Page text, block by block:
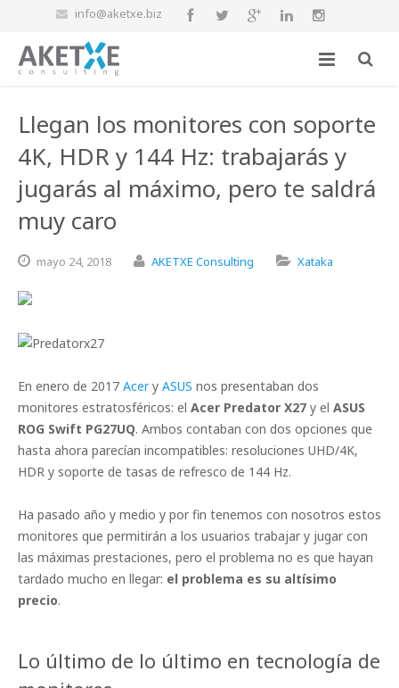
info@aketxe.biz
Llegan los monitores con soporte
4K, HDR y 144 Hz: trabajarás y
jugarás al máximo, pero te saldrá
muy caro
mayo 24, 2018 AKETXE Consulting Xataka
En enero de 2017 Acery ASUS nos presentaban dos
monitores estratosféricos: el Acer Predator X27 y el ASUS
ROG Swift PG27UQ. Ambos contaban con dos opciones que
hasta ahora parecían incompatibles: resoluciones UHD/4K,
HDR y soporte de tasas de refresco de 144 Hz.
Ha pasado año y medio y por fin tenemos con nosotros estos
monitores que permitirán a los usuarios trabajar y jugar con
las máximas prestaciones, pero el problema no es que hayan
tardado mucho en llegar: el problema es su altísimo
precio.
Lo último de lo último en tecnología de